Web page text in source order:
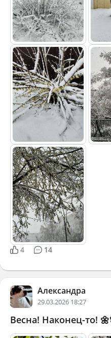
4 14
Александра
29.03.2026 18:27
Весна! Наконец-то!